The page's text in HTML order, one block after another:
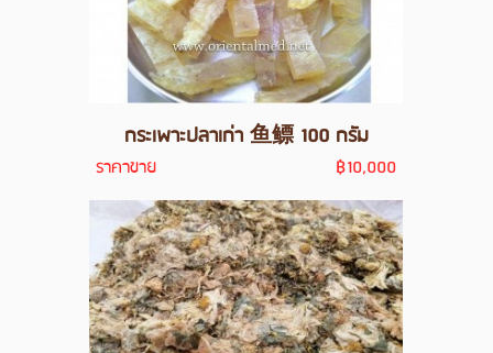
กระเพาะปลาเก่า 鱼鳔 100 กรัม
ราคาขาย ฿10,000